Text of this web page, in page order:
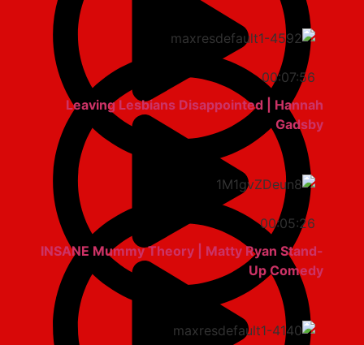
00:07:56
Leaving Lesbians Disappointed | Hannah
Gadsby
00:05:26
INSANE Mummy Theory | Matty Ryan Stand-
Up Comedy